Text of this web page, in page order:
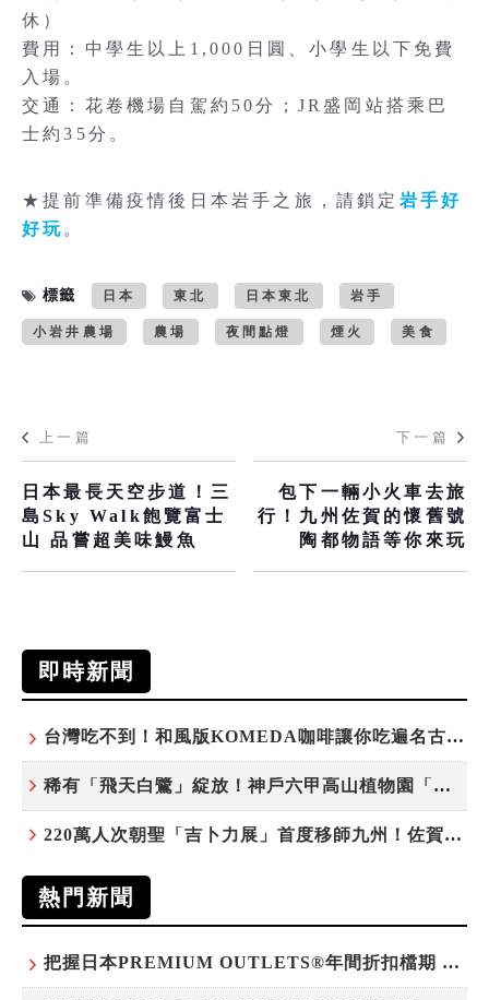
休）
費用：中學生以上1,000日圓、小學生以下免費
入場。
交通：花卷機場自駕約50分；JR盛岡站搭乘巴
士約35分。
★提前準備疫情後日本岩手之旅，請鎖定 岩手好
好玩 。
標籤 日本 東北 日本東北 岩手
小岩井農場 農場 夜間點燈 煙火 美食
上一篇
日本最長天空步道！三
島Sky Walk飽覽富士
山 品嘗超美味鰻魚
下一篇
包下一輛小火車去旅
行！九州佐賀的懷舊號
陶都物語等你來玩
即時新聞
台灣吃不到！和風版KOMEDA咖啡讓你吃遍名古屋在地美食
稀有「飛天白鷺」綻放！神戶六甲高山植物園「鷺草」珍貴現身
220萬人次朝聖「吉卜力展」首度移師九州！佐賀站早鳥平日套票8/10搶先開賣
熱門新聞
把握日本PREMIUM OUTLETS®年間折扣檔期 越買越划算